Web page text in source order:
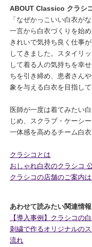
ABOUT Classico クラシ
「なぜかっこいい白衣が
一言から白衣づくりを始
きれいで気持ち良く仕事
してきました。スタイリ
して着る人の気持ちを幸
ちを引き締め、患者さん
象を与える白衣を目指し
医師が一度は着てみたい
じめ、スクラブ・ケーシ
一体感を高めるチーム白
クラシコとは
おしゃれ白衣のクラシコ
クラシコの店舗のご案内
あわせて読みたい関連情報
【導入事例】クラシコの
刺繍で作るオリジナルの
流れ